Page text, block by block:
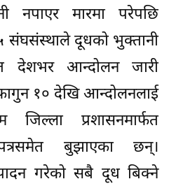
नपाएर मारमा परेपछि
संघसंस्थाले दूधको भुक्तानी
देशभर आन्दोलन जारी
१० देखि आन्दोलनलाई
जिल्ला प्रशासनमार्फत
बुझाएका छन्।
गरेको सबै दूध बिक्ने